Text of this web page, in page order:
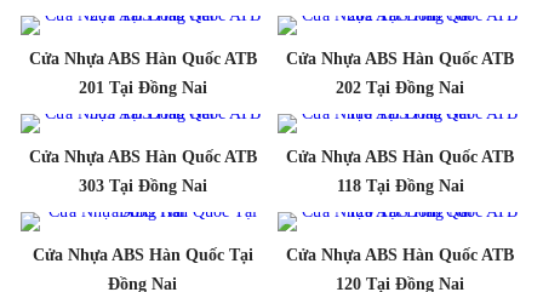
Cửa Nhựa ABS Hàn Quốc ATB
201 Tại Đồng Nai
Cửa Nhựa ABS Hàn Quốc ATB
202 Tại Đồng Nai
Cửa Nhựa ABS Hàn Quốc ATB
303 Tại Đồng Nai
Cửa Nhựa ABS Hàn Quốc ATB
118 Tại Đồng Nai
Cửa Nhựa ABS Hàn Quốc Tại
Đồng Nai
Cửa Nhựa ABS Hàn Quốc ATB
120 Tại Đồng Nai